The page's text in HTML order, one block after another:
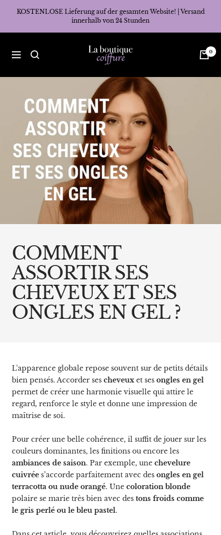
KOSTENLOSE Lieferung auf der gesamten Website! | Versand
innerhalb von 24 Stunden
Navigation
La
Boutique
0
COMMENT
ASSORTIR SES
CHEVEUX ET SES
ONGLES EN GEL ?
L'apparence globale repose souvent sur de petits détails
bien pensés. Accorder ses cheveux et ses ongles en gel
permet de créer une harmonie visuelle qui attire le
regard, renforce le style et donne une impression de
maîtrise de soi.
Pour créer une belle cohérence, il suffit de jouer sur les
couleurs dominantes, les finitions ou encore les
ambiances de saison. Par exemple, une chevelure
cuivrée s’accorde parfaitement avec des ongles en gel
terracotta ou nude orangé. Une coloration blonde
polaire se marie très bien avec des tons froids comme
le gris perlé ou le bleu pastel.